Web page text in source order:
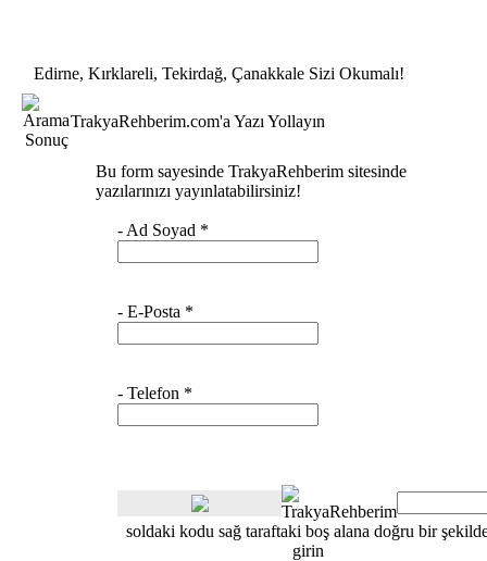
Edirne, Kırklareli, Tekirdağ, Çanakkale Sizi Okumalı!
TrakyaRehberim.com'a Yazı Yollayın
Bu form sayesinde TrakyaRehberim sitesinde
yazılarınızı yayınlatabilirsiniz!
- Ad Soyad *
- E-Posta *
- Telefon *
soldaki kodu sağ taraftaki boş alana doğru bir
girin